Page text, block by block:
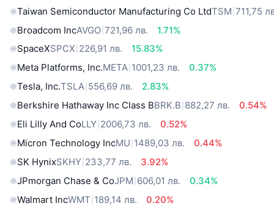
Taiwan Semiconductor Manufacturing Co LtdTSM 711,75
Broadcom IncAVGO 721,96 лв.
1.71%
SpaceXSPCX 226,91 лв.
15.83%
Meta Platforms, Inc.META 1001,23 лв.
0.37%
Tesla, Inc.TSLA 556,69 лв.
2.83%
Berkshire Hathaway Inc Class BBRK.B 882,27 лв.
0.54%
Eli Lilly And CoLLY 2006,73 лв.
0.52%
Micron Technology IncMU 1489,03 лв.
0.44%
SK HynixSKHY 233,77 лв.
3.92%
JPmorgan Chase & CoJPM 606,01 лв.
0.34%
Walmart IncWMT 189,14 лв. 0.20%